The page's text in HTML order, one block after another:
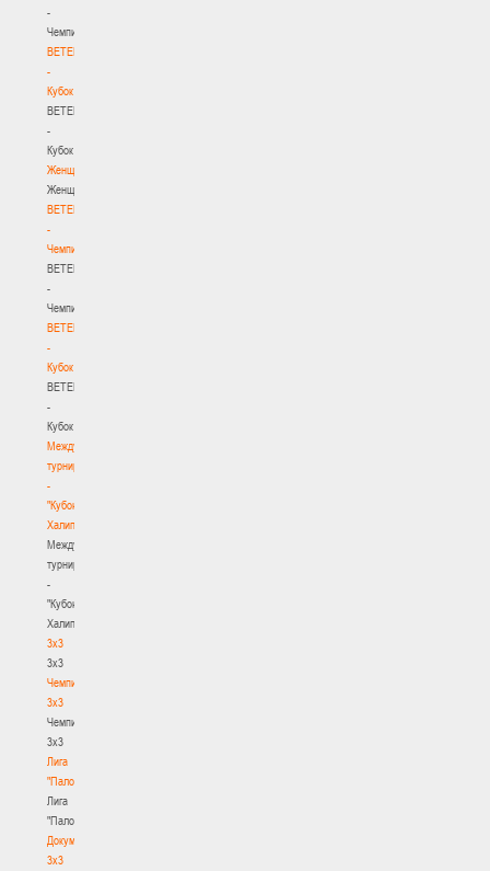
-
Чемпионат
BETERA
-
Кубок
BETERA
-
Кубок
Женщины
Женщины
BETERA
-
Чемпионат
BETERA
-
Чемпионат
BETERA
-
Кубок
BETERA
-
Кубок
Международный
турнир
-
"Кубок
Халипского"
Международный
турнир
-
"Кубок
Халипского"
3x3
3x3
Чемпионат
3х3
Чемпионат
3х3
Лига
"Палова"
Лига
"Палова"
Документы
3х3